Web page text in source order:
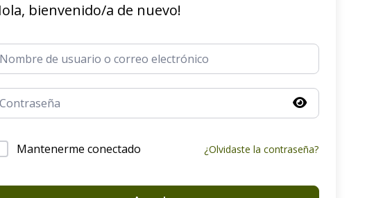
bienvenido/a de nuevo!
Mantenerme conectado ¿Olvidaste la contraseña?